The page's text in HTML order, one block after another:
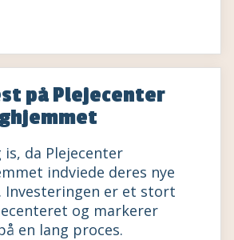
på Plejecenter
is, da Plejecenter
indviede deres nye
Investeringen er et stort
og markerer
en lang proces.